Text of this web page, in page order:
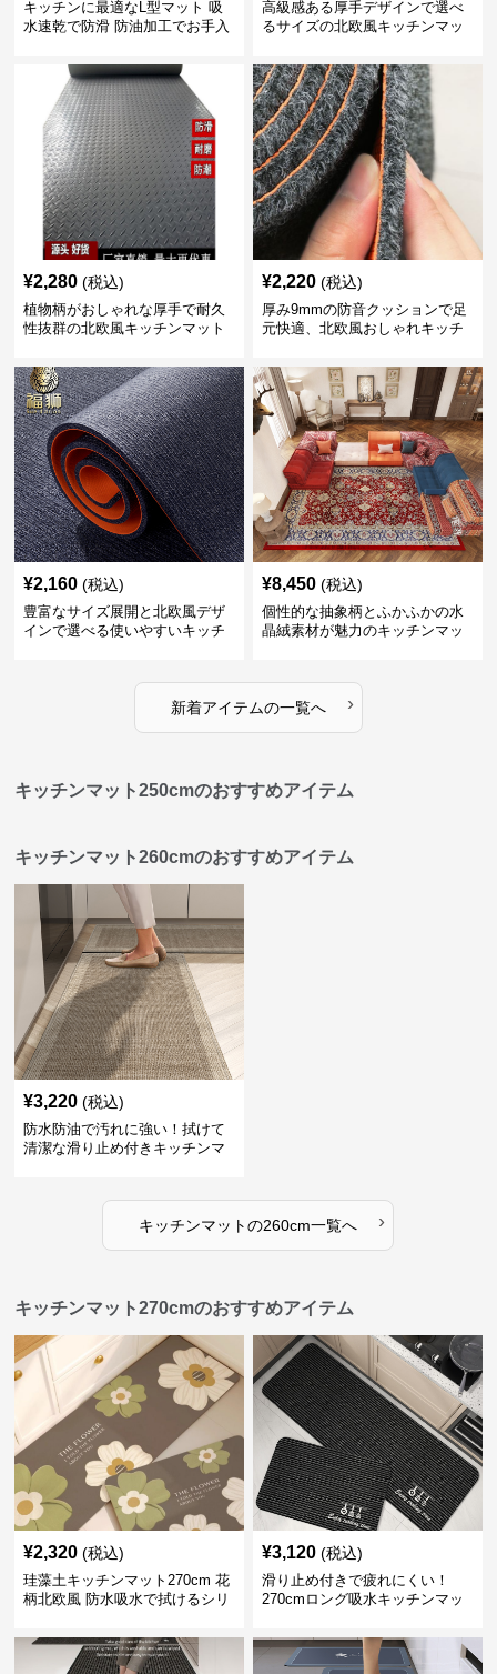
キッチンに最適なL型マット 吸
水速乾で防滑 防油加工でお手入
高級感ある厚手デザインで選べ
るサイズの北欧風キッチンマッ
¥2,280 (税込)
植物柄がおしゃれな厚手で耐久
性抜群の北欧風キッチンマット
¥2,220 (税込)
厚み9mmの防音クッションで足
元快適、北欧風おしゃれキッチ
¥2,160 (税込)
豊富なサイズ展開と北欧風デザ
インで選べる使いやすいキッチ
¥8,450 (税込)
個性的な抽象柄とふかふかの水
晶絨素材が魅力のキッチンマッ
新着アイテムの一覧へ ›
キッチンマット250cmのおすすめアイテム
キッチンマット260cmのおすすめアイテム
¥3,220 (税込)
防水防油で汚れに強い！拭けて
清潔な滑り止め付きキッチンマ
キッチンマットの260cm一覧へ ›
キッチンマット270cmのおすすめアイテム
¥2,320 (税込)
珪藻土キッチンマット270cm 花
柄北欧風 防水吸水で拭けるシリ
¥3,120 (税込)
滑り止め付きで疲れにくい！
270cmロング吸水キッチンマッ